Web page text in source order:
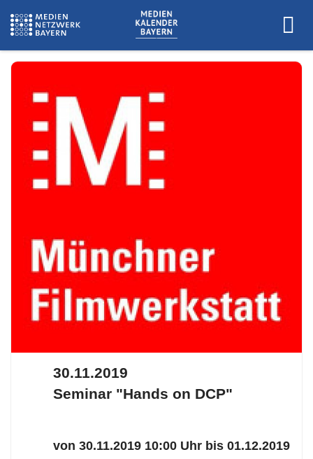
30.11.2019
Seminar "Hands on DCP"
von 30.11.2019 10:00 Uhr bis 01.12.2019